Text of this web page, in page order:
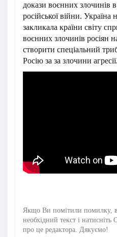
докази воєнних злочинів
російської війни.
закликала країни світу
воєнних злочинів росіян
створити спеціальний
Росію за за злочини агресії.
Якщо Ви помітили помилку,
необхідний текст і
про це редактора. Дякуємо!